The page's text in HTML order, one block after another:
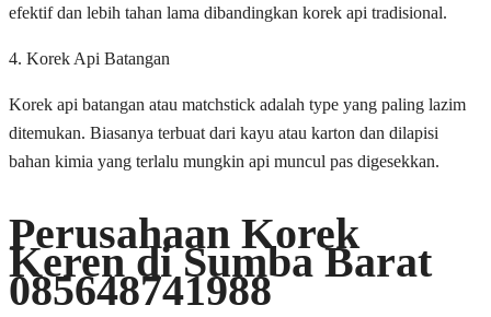
efektif dan lebih tahan lama dibandingkan korek api tradisional.
4. Korek Api Batangan
Korek api batangan atau matchstick adalah type yang paling lazim
ditemukan. Biasanya terbuat dari kayu atau karton dan dilapisi
bahan kimia yang terlalu mungkin api muncul pas digesekkan.
Perusahaan Korek
Keren di Sumba Barat
085648741988